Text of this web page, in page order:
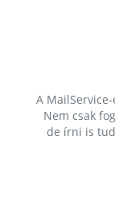
A
Nem csak
de írni is